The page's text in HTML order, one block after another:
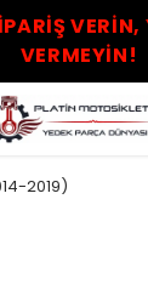
VERMEYİN!
2019)